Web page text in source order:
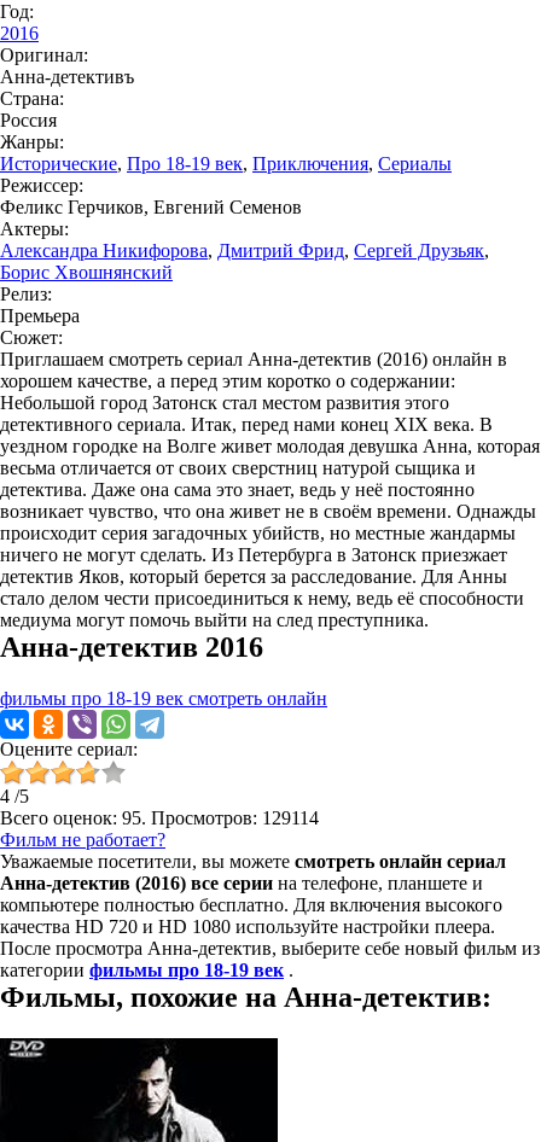
Год:
2016
Оригинал:
Анна-детективъ
Страна:
Россия
Жанры:
Исторические, Про 18-19 век, Приключения, Сериалы
Режиссер:
Феликс Герчиков, Евгений Семенов
Актеры:
Александра Никифорова, Дмитрий Фрид, Сергей Друзьяк,
Борис Хвошнянский
Релиз:
Премьера
Сюжет:
Приглашаем смотреть сериал Анна-детектив (2016) онлайн в
хорошем качестве, а перед этим коротко о содержании:
Небольшой город Затонск стал местом развития этого
детективного сериала. Итак, перед нами конец XIX века. В
уездном городке на Волге живет молодая девушка Анна, которая
весьма отличается от своих сверстниц натурой сыщика и
детектива. Даже она сама это знает, ведь у неё постоянно
возникает чувство, что она живет не в своём времени. Однажды
происходит серия загадочных убийств, но местные жандармы
ничего не могут сделать. Из Петербурга в Затонск приезжает
детектив Яков, который берется за расследование. Для Анны
стало делом чести присоединиться к нему, ведь её способности
медиума могут помочь выйти на след преступника.
Анна-детектив 2016
фильмы про 18-19 век смотреть онлайн
Оцените сериал:
4 /5
Всего оценок: 95. Просмотров: 129114
Фильм не работает?
Уважаемые посетители, вы можете смотреть онлайн сериал
Анна-детектив (2016) все серии на телефоне, планшете и
компьютере полностью бесплатно. Для включения высокого
качества HD 720 и HD 1080 используйте настройки плеера.
После просмотра Анна-детектив, выберите себе новый фильм из
категории фильмы про 18-19 век .
Фильмы, похожие на Анна-детектив: